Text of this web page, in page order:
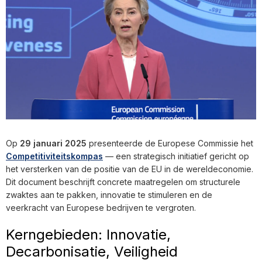
Op 29 januari 2025 presenteerde de Europese Commissie het
Competitiviteitskompas — een strategisch initiatief gericht op
het versterken van de positie van de EU in de wereldeconomie.
Dit document beschrijft concrete maatregelen om structurele
zwaktes aan te pakken, innovatie te stimuleren en de
veerkracht van Europese bedrijven te vergroten.
Kerngebieden: Innovatie,
Decarbonisatie, Veiligheid